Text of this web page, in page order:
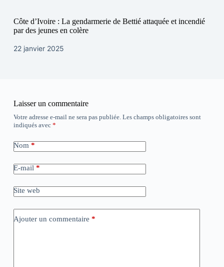
Côte d’Ivoire : La gendarmerie de Bettié attaquée et incendié
par des jeunes en colère
22 janvier 2025
Laisser un commentaire
Votre adresse e-mail ne sera pas publiée. Les champs obligatoires sont
indiqués avec *
Nom *
E-mail *
Site web
Ajouter un commentaire *